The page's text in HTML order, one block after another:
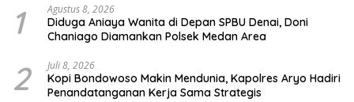
1 Agustus 8, 2026
Diduga Aniaya Wanita di Depan SPBU Denai, Doni
Chaniago Diamankan Polsek Medan Area
2 Juli 8, 2026
Kopi Bondowoso Makin Mendunia, Kapolres Aryo Hadiri
Penandatanganan Kerja Sama Strategis